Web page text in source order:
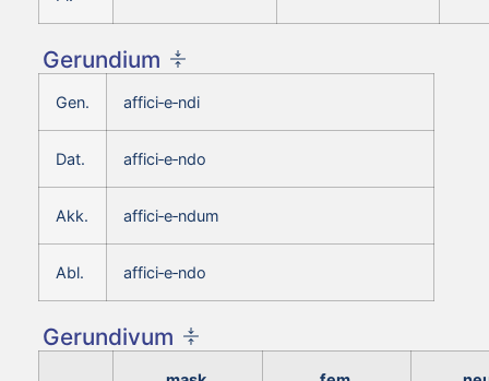
Gerundium
Gen. affici‑e‑ndi
Dat. affici‑e‑ndo
Akk. affici‑e‑ndum
Abl. affici‑e‑ndo
Gerundivum